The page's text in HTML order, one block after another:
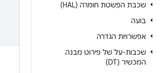
שכבת הפשטת חומרה (HAL)
בועה
אפשרויות הגדרה
שכבות-על של פירוט מבנה
המכשיר (DT)